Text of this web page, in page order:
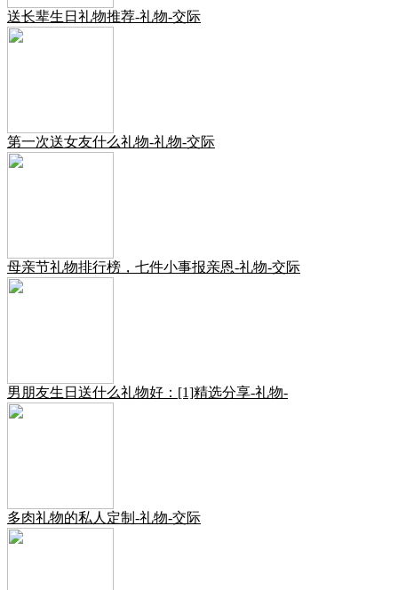
送长辈生日礼物推荐-礼物-交际
第一次送女友什么礼物-礼物-交际
母亲节礼物排行榜，七件小事报亲恩-礼物-交际
男朋友生日送什么礼物好：[1]精选分享-礼物-
多肉礼物的私人定制-礼物-交际